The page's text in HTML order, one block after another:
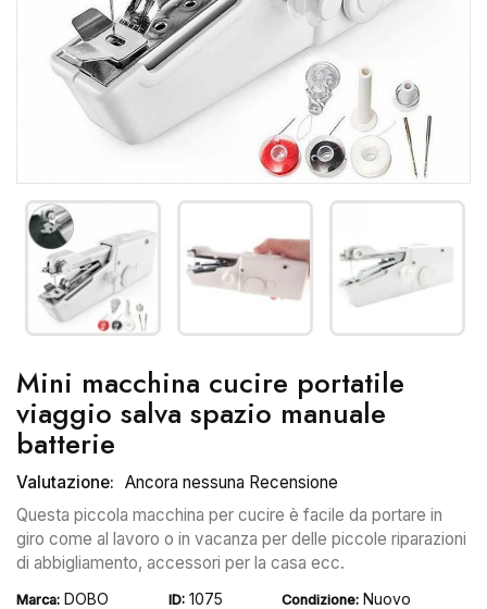
Mini macchina cucire portatile
viaggio salva spazio manuale
batterie
Valutazione: Ancora nessuna Recensione
Questa piccola macchina per cucire è facile da portare in
giro come al lavoro o in vacanza per delle piccole riparazioni
di abbigliamento, accessori per la casa ecc.
Marca: DOBO ID: 1075 Condizione: Nuovo